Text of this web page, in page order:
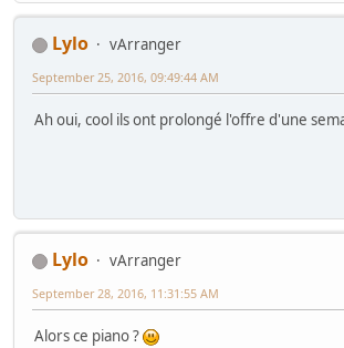
Lylo
vArranger
September 25, 2016, 09:49:44 AM
Ah oui, cool ils ont prolongé l'offre d'une
Lylo
vArranger
September 28, 2016, 11:31:55 AM
Alors ce piano ?